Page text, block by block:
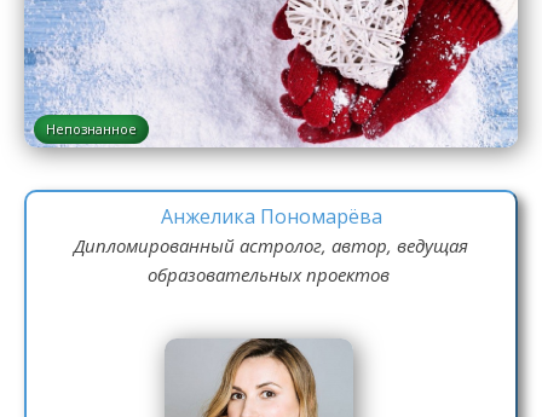
Непознанное
Анжелика Пономарёва
Дипломированный астролог, автор, ведущая
образовательных проектов